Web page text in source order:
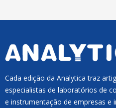
Cada edição da Analytica traz
especialistas de laboratórios de
e instrumentação de empresas e